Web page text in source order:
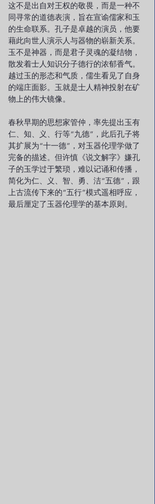
这不是出自对王权的敬畏，而是一种不
同寻常的道德表演，旨在宣谕儒家和玉
的生命联系。孔子是卓越的演员，他要
藉此向世人演示人与器物的崭新关系。
玉不是神器，而是君子灵魂的凝结物，
散发着士人知识分子德行的浓郁香气。
越过玉的形态和气质，儒生看见了自身
的端庄面影。玉就是士人精神投射在矿
物上的伟大镜像。
春秋早期的思想家管仲，率先提出玉有
仁、知、义、行等“九德”，此后孔子将
其扩展为“十一德”，对玉器伦理学做了
完备的描述。但许慎《说文解字》嫌孔
子的玉学过于繁琐，难以记诵和传播，
简化为仁、义、智、勇、洁“五德”，跟
上古流传下来的“五行”模式遥相呼应，
最后厘定了玉器伦理学的基本原则。